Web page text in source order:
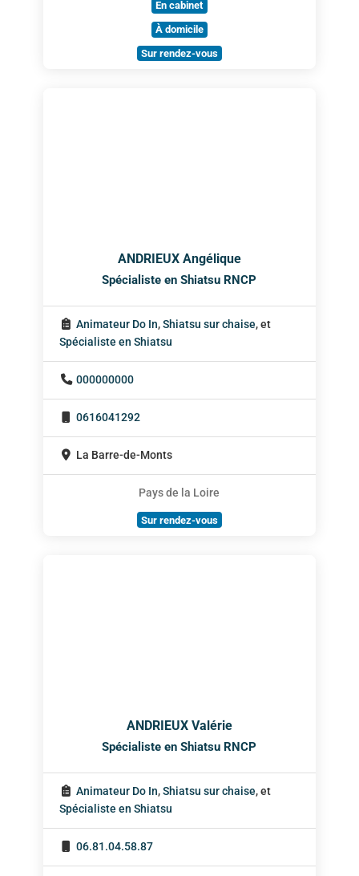
En cabinet
À domicile
Sur rendez-vous
ANDRIEUX Angélique
Spécialiste en Shiatsu RNCP
Animateur Do In,Shiatsu sur chaise, et
Spécialiste en Shiatsu
000000000
0616041292
La Barre-de-Monts
Pays de la Loire
Sur rendez-vous
ANDRIEUX Valérie
Spécialiste en Shiatsu RNCP
Animateur Do In,Shiatsu sur chaise, et
Spécialiste en Shiatsu
06.81.04.58.87